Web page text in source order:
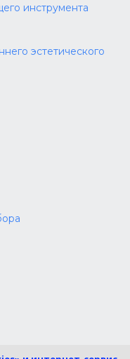
инструмента
эстетического